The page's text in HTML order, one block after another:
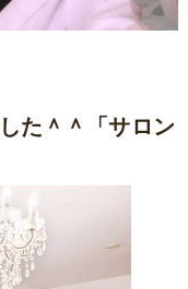
た＾＾「サロン